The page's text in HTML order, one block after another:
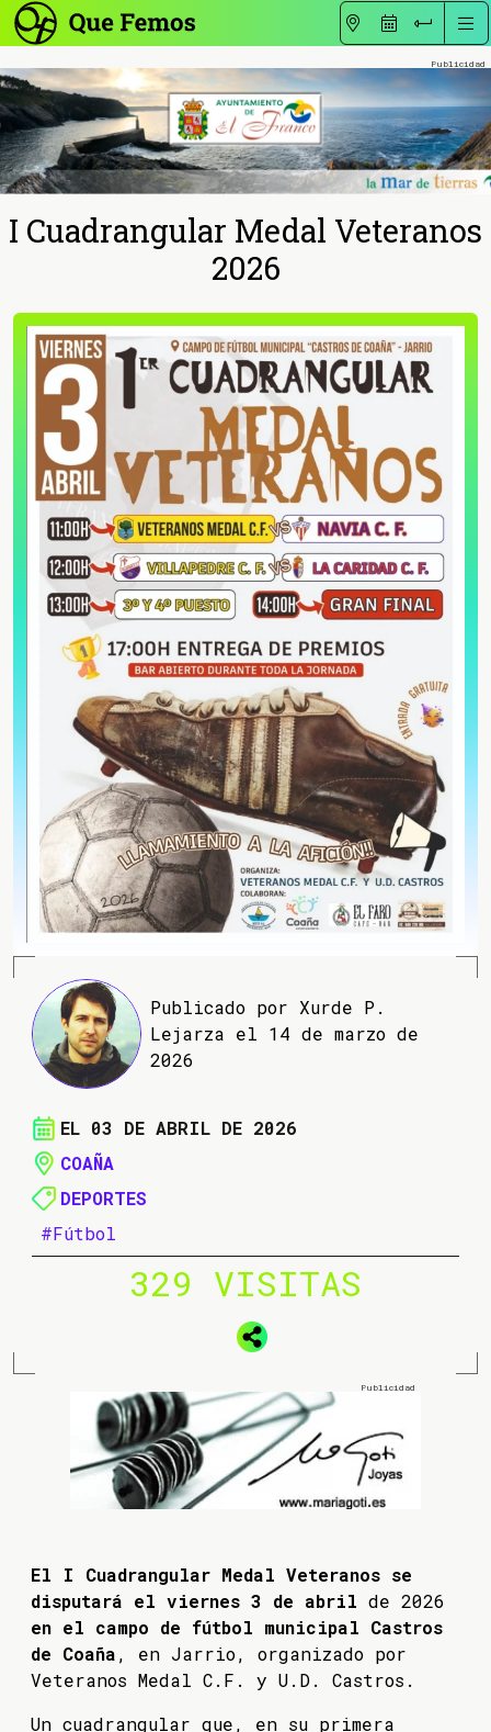
I Cuadrangular Medal Veteranos
2026
Publicado por Xurde P.
Lejarza el 14 de marzo de
2026
EL 03 DE ABRIL DE 2026
COAÑA
DEPORTES
#Fútbol
329 VISITAS
El I Cuadrangular Medal Veteranos se
disputará el viernes 3 de abril de 2026
en el campo de fútbol municipal Castros
de Coaña, en Jarrio, organizado por
Veteranos Medal C.F. y U.D. Castros.
Un cuadrangular que, en su primera